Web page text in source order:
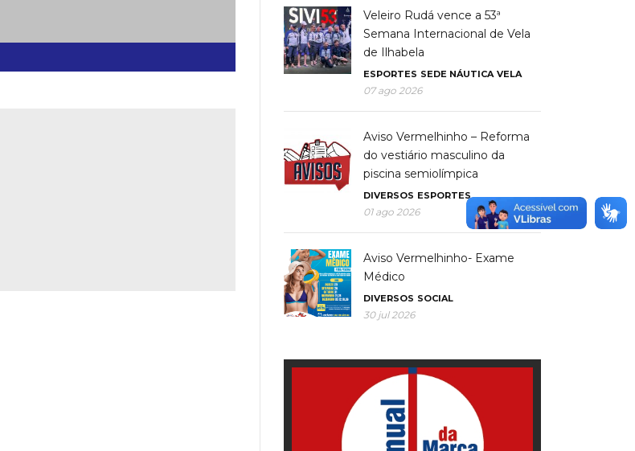
Veleiro Rudá vence a 53ª
Semana Internacional de Vela
de Ilhabela
ESPORTES SEDE NÁUTICA VELA
07 ago 2026
Aviso Vermelhinho – Reforma
do vestiário masculino da
piscina semiolímpica
DIVERSOS ESPORTES
01 ago 2026
Aviso Vermelhinho- Exame
Médico
DIVERSOS SOCIAL
30 jul 2026